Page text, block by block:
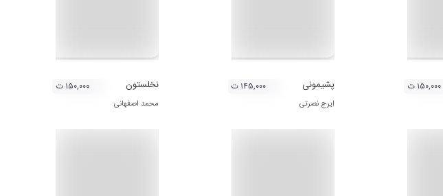
۱۵۰,۰۰۰ ت پشیمونی
ایرج نصرتی
۱۴۵,۰۰۰ ت نخلستون
محمد اصفهانی
۱۵۰,۰۰۰ ت